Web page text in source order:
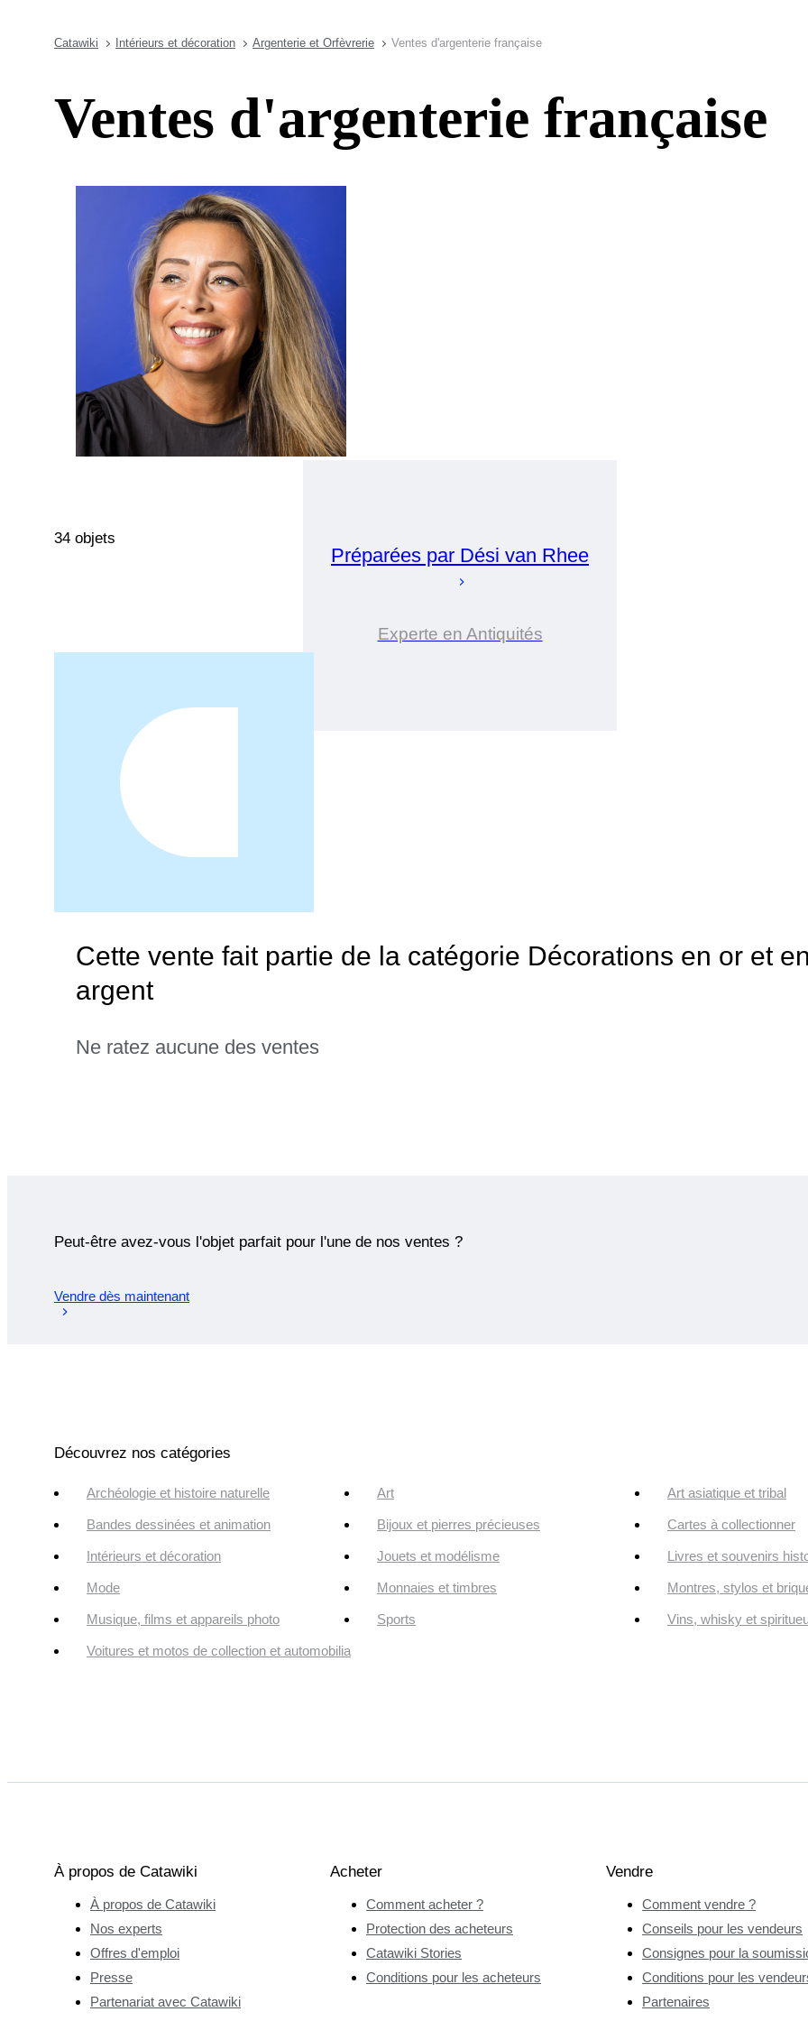
Catawiki Intérieurs et décoration Argenterie et Orfèvrerie Ventes d'argenterie française
Ventes d'argenterie française
Préparées par Dési van Rhee
Experte en Antiquités
34 objets
Cette vente fait partie de la catégorie Décorations en or et en
argent
Ne ratez aucune des ventes
Peut-être avez-vous l'objet parfait pour l'une de nos ventes ?
Vendre dès maintenant
Découvrez nos catégories
Archéologie et histoire naturelle Art Art asiatique et tribal
Bandes dessinées et animation Bijoux et pierres précieuses Cartes à collectionner
Intérieurs et décoration Jouets et modélisme Livres et souvenirs
Mode Monnaies et timbres Montres, stylos et
Musique, films et appareils photo Sports Vins, whisky et
Voitures et motos de collection et automobilia
À propos de Catawiki
À propos de Catawiki
Nos experts
Offres d'emploi
Presse
Partenariat avec Catawiki
Acheter
Comment acheter ?
Protection des acheteurs
Catawiki Stories
Conditions pour les acheteurs
Vendre
Comment vendre ?
Conseils pour les vendeurs
Consignes pour la
Conditions pour les
Partenaires